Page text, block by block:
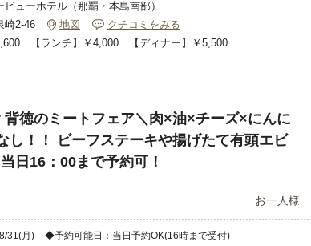
ビューホテル（那覇・本島南部）
崎2-46 地図
クチコミをみる
【ランチ】￥4,000 【ディナー】￥5,500
背徳のミートフェア＼肉×油×チーズ×にんに
！！ ビーフステーキや揚げたて有頭エビ
日16：00まで予約可！
お一人様
31(月) 予約可能日：当日予約OK(16時まで受付)